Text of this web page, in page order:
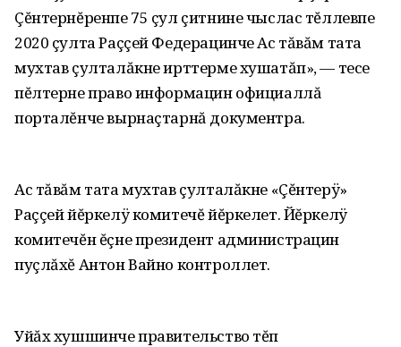
Çĕнтернĕренпе 75 çул çитнине чыслас тĕллевпе
2020 çулта Раççей Федерацинче Ас тăвăм тата
мухтав çулталăкне ирттерме хушатăп», — тесе
пĕлтерне право информацин официаллă
порталĕнче вырнаçтарнă документра.
Ас тăвăм тата мухтав çулталăкне «Çĕнтерÿ»
Раççей йĕркелÿ комитечĕ йĕркелет. Йĕркелÿ
комитечĕн ĕçне президент администрацин
пуçлăхĕ Антон Вайно контроллет.
Уйăх хушшинче правительство тĕп